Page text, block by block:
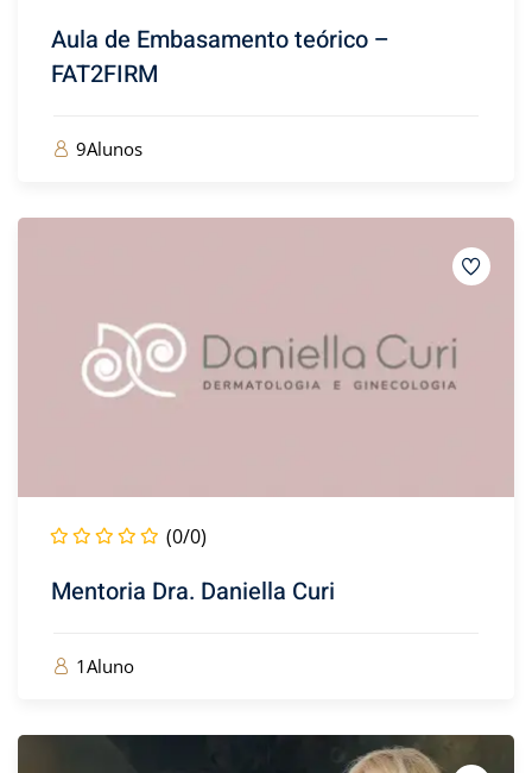
(14)
Aula de Embasamento teórico –
FAT2FIRM
9Alunos
(0/0)
Mentoria Dra. Daniella Curi
1Aluno